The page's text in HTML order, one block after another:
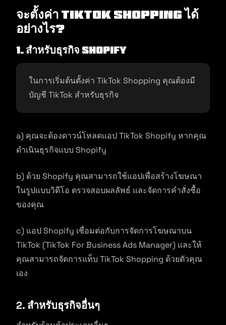
จะตั้งค่า TikTok Shopping ได้
อย่างไร?
1. สำหรับธุรกิจ Shopify
ในการเริ่มต้นตั้งค่า TikTok Shopping คุณต้องมี
บัญชี TikTok สำหรับธุรกิจ
a) คุณจะต้องดาวน์โหลดแอป TikTok Shopify หากคุณ
ดำเนินธุรกิจแบบ Shopify
b) ด้วย Shopify คุณสามารถใช้แอปเพื่อสร้างโฆษณา
ในรูปแบบวิดีโอ ตรวจสอบผลลัพธ์ และจัดการคำสั่งซื้อ
ของคุณ
c) แอป Shopify เชื่อมต่อกับการจัดการโฆษณาบน
TikTok (TikTok For Business Ads Manager) และให้
คุณสามารถจัดการแท็บ TikTok Shopping ด้วยตัวคุณ
เอง
2. สำหรับธุรกิจอื่นๆ